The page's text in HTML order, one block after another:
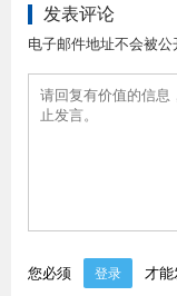
发表评论
电子邮件地址不会被
您必须 登录 才能